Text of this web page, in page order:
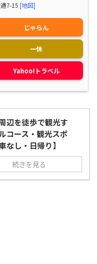
7-15 [地図]
じゃらん
一休
Yahoo!トラベル
辺を徒歩で観光す
コース・観光スポ
なし・日帰り】
続きを見る